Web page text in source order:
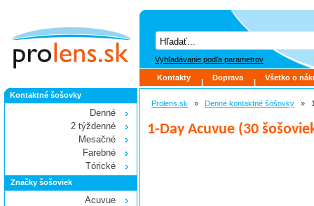
Vyhľadávanie podľa parametrov
Kontakty | Doprava | Všetko o
Prolens.sk » Denné kontaktné šošovky »
1-Day Acuvue (30
Kontaktné šošovky
Denné
2 týždenné
Mesačné
Farebné
Tórické
Značky šošoviek
Acuvue